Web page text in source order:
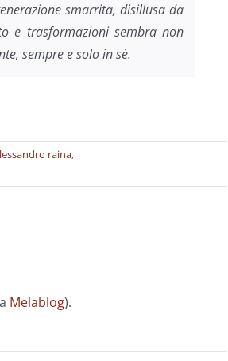
smarrita, disillusa da
e trasformazioni sembra non
sempre e solo in sè.
raina,
Melablog).